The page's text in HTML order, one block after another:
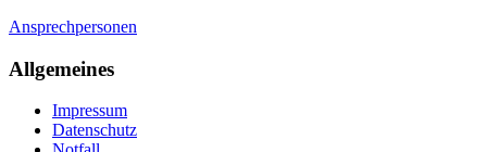
Ansprechpersonen
Allgemeines
Impressum
Datenschutz